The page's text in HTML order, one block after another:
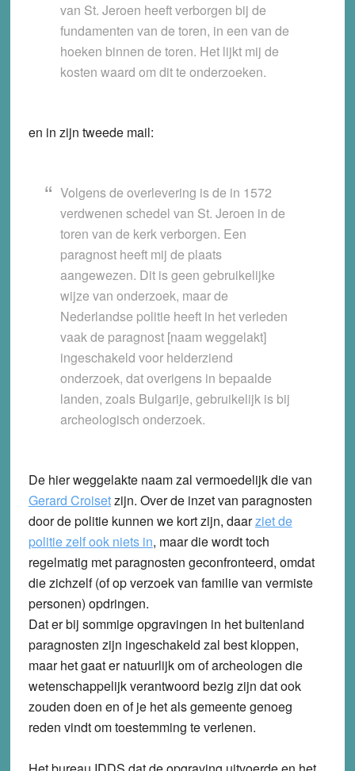
van St. Jeroen heeft verborgen bij de
fundamenten van de toren, in een van de
hoeken binnen de toren. Het lijkt mij de
kosten waard om dit te onderzoeken.
en in zijn tweede mail:
Volgens de overlevering is de in 1572
verdwenen schedel van St. Jeroen in de
toren van de kerk verborgen. Een
paragnost heeft mij de plaats
aangewezen. Dit is geen gebruikelijke
wijze van onderzoek, maar de
Nederlandse politie heeft in het verleden
vaak de paragnost [naam weggelakt]
ingeschakeld voor helderziend
onderzoek, dat overigens in bepaalde
landen, zoals Bulgarije, gebruikelijk is bij
archeologisch onderzoek.
De hier weggelakte naam zal vermoedelijk die van
Gerard Croisetzijn. Over de inzet van paragnosten
door de politie kunnen we kort zijn, daarziet de
politie zelf ook niets in, maar die wordt toch
regelmatig met paragnosten geconfronteerd, omdat
die zichzelf (of op verzoek van familie van vermiste
personen) opdringen.
Dat er bij sommige opgravingen in het buitenland
paragnosten zijn ingeschakeld zal best kloppen,
maar het gaat er natuurlijk om of archeologen die
wetenschappelijk verantwoord bezig zijn dat ook
zouden doen en of je het als gemeente genoeg
reden vindt om toestemming te verlenen.